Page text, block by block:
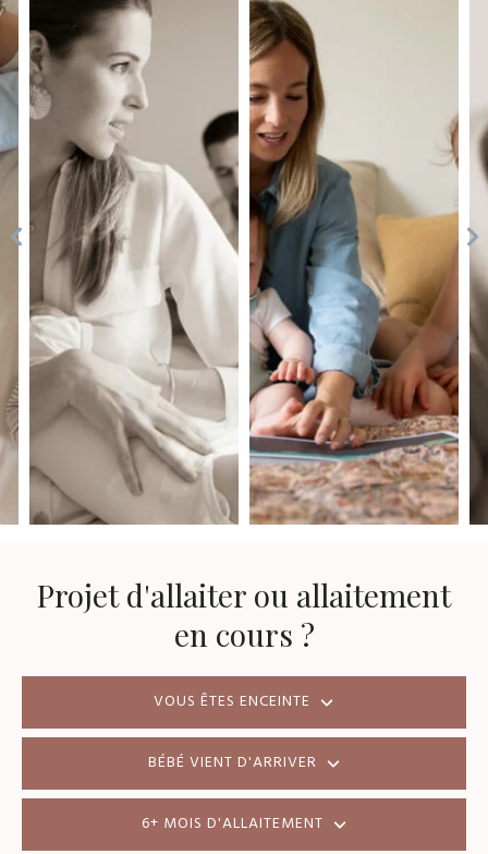
Projet d'allaiter ou allaitement
en cours ?
VOUS ÊTES ENCEINTE
BÉBÉ VIENT D'ARRIVER
6+ MOIS D'ALLAITEMENT